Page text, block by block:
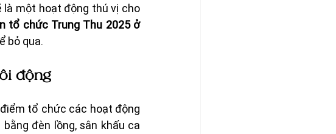
là một hoạt động thú vị cho
tổ chức Trung Thu 2025 ở
bỏ qua.
động
tổ chức các hoạt động
đèn lồng, sân khấu ca